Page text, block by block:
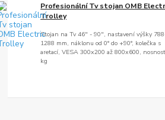
Profesionální Tv stojan OMB
Trolley
Stojan na Tv 46" - 90", nastavení výšky
1288 mm, náklonu od 0° do +90°, kolečka s
aretací, VESA 300x200 až 800x600,
kg